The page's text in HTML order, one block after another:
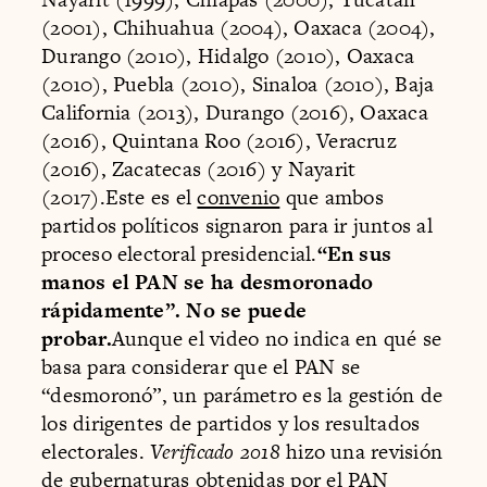
(2001), Chihuahua (2004), Oaxaca (2004),
Durango (2010), Hidalgo (2010), Oaxaca
(2010), Puebla (2010), Sinaloa (2010), Baja
California (2013), Durango (2016), Oaxaca
(2016), Quintana Roo (2016), Veracruz
(2016), Zacatecas (2016) y Nayarit
(2017).Este es elconvenio que ambos
partidos políticos signaron para ir juntos al
proceso electoral presidencial.“En sus
manos el PAN se ha desmoronado
rápidamente”. No se puede
probar.Aunque el video no indica en qué se
basa para considerar que el PAN se
“desmoronó”, un parámetro es la gestión de
los dirigentes de partidos y los resultados
electorales.Verificado 2018 hizo una revisión
de gubernaturas obtenidas por el PAN